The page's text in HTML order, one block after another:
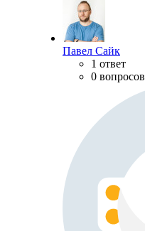
Павел Сайк
1 ответ
0 вопросов